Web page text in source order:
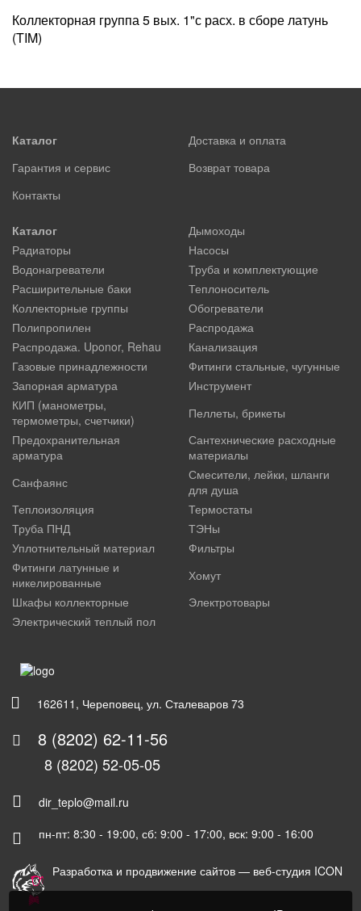
Коллекторная группа 5 вых. 1"с расх. в сборе латунь
(TIM)
Каталог
Доставка и оплата
Гарантия и сервис
Возврат товара
Контакты
Каталог
Дымоходы
Радиаторы
Насосы
Водонагреватели
Труба и комплектующие
Расширительные баки
Теплоноситель
Коллекторные группы
Обогреватели
Полипропилен
Распродажа
Распродажа. Uponor, Rehau
Канализация
Газовые принадлежности
Фитинги стальные, чугунные
Запорная арматура
Инструмент
КИП (манометры,
термометры, счетчики)
Пеллеты, брикеты
Предохранительная
арматура
Сантехнические расходные
материалы
Санфаянс
Смесители, лейки, шланги
для душа
Теплоизоляция
Термостаты
Труба ПНД
ТЭНы
Уплотнительный материал
Фильтры
Фитинги латунные и
никелированные
Хомут
Шкафы коллекторные
Электротовары
Электрический теплый пол
162611, Череповец, ул. Сталеваров 73
8 (8202) 62-11-56
8 (8202) 52-05-05
dir_teplo@mail.ru
пн-пт: 8:30 - 19:00, сб: 9:00 - 17:00, вск: 9:00 - 16:00
Разработка и продвижение сайтов — веб-студия ICON